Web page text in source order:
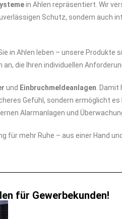
in Ahlen repräsentiert. Wir
Schutz, sondern auch
in Ahlen leben – unsere Produkte
die Ihren individuellen
und Einbruchmeldeanlagen .
Gefühl, sondern ermöglicht
Alarmanlagen und
für mehr Ruhe – aus einer Hand und
für Gewerbekunden!